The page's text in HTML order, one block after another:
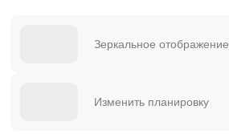
Зеркальное отображение
Изменить планировку